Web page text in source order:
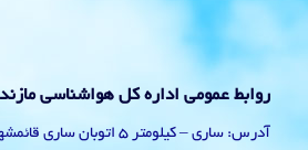
روابط عمومی اداره کل هواشناسی
آدرس: ساری – کیلومتر 5